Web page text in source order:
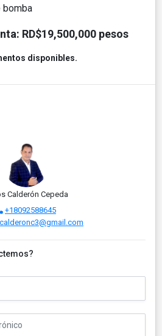
bomba
RD$19,500,000 pesos
disponibles.
Calderón Cepeda
+18092588645